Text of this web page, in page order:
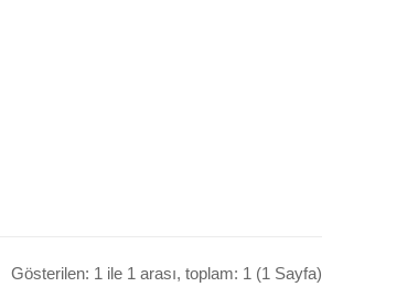
Gösterilen: 1 ile 1 arası, toplam: 1 (1 Sayfa)